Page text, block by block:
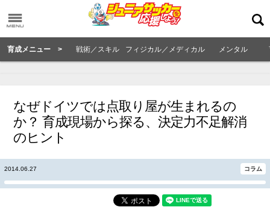
育成メニュー > 戦術／スキル フィジカル／メディカル メンタル
なぜドイツでは点取り屋が生まれるの
か？ 育成現場から探る、決定力不足解消
のヒント
2014.06.27 コラム